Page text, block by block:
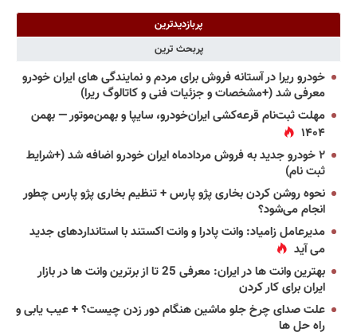
پربازدیدترین
پربحث ترین
خودرو ریرا در آستانه فروش برای مردم و نمایندگی های ایران خودرو
معرفی شد (+مشخصات و جزئیات فنی و کاتالوگ ریرا)
مهلت ثبت‌نام قرعه‌کشی ایران‌خودرو، سایپا و بهمن‌موتور — بهمن
۱۴۰۴
۲ خودرو جدید به فروش مردادماه ایران خودرو اضافه شد (+شرایط
ثبت نام)
نحوه روشن کردن بخاری پژو پارس + تنظیم بخاری پژو پارس چطور
انجام می‌شود؟
مدیرعامل زامیاد: وانت پادرا و وانت اکستند با استانداردهای جدید
می آید
بهترین وانت ها در ایران: معرفی 25 تا از برترین وانت ها در بازار
ایران برای کار کردن
علت صدای چرخ جلو ماشین هنگام دور زدن چیست؟ + عیب یابی و
راه حل ها